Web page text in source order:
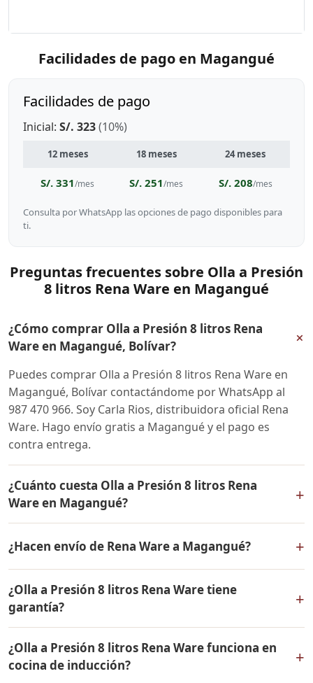
Facilidades de pago en Magangué
Facilidades de pago
Inicial: S/. 323(10%)
12 meses 18 meses 24 meses
S/. 331/mes S/. 251/mes S/. 208/mes
Consulta por WhatsApp las opciones de pago disponibles para
ti.
Preguntas frecuentes sobre Olla a Presión
8 litros Rena Ware en Magangué
¿Cómo comprar Olla a Presión 8 litros Rena
Ware en Magangué, Bolívar?
+
Puedes comprar Olla a Presión 8 litros Rena Ware en
Magangué, Bolívar contactándome por WhatsApp al
987 470 966. Soy Carla Rios, distribuidora oficial Rena
Ware. Hago envío gratis a Magangué y el pago es
contra entrega.
¿Cuánto cuesta Olla a Presión 8 litros Rena
Ware en Magangué?
+
mismo en todo Colombia. Contáctame por WhatsApp
para conocer el precio actual, promociones disponibles
y facilidades de pago en cuotas desde el 10% de inicial.
¿Hacen envío de Rena Ware a Magangué? +
Ware a Magangué, Bolívar y a todo Colombia. El pago
es contra entrega.
¿Olla a Presión 8 litros Rena Ware tiene
garantía?
+
por vida contra defectos de fabricación. Todos los
productos Rena Ware están fabricados en acero
¿Olla a Presión 8 litros Rena Ware funciona en
cocina de inducción?
+